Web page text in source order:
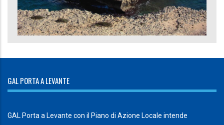
GAL PORTA A LEVANTE
GAL Porta a Levante con il Piano di Azione Locale intende